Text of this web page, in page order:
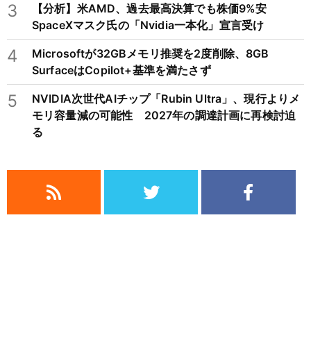
3
【分析】米AMD、過去最高決算でも株価9%安
SpaceXマスク氏の「Nvidia一本化」宣言受け
4
Microsoftが32GBメモリ推奨を2度削除、8GB
SurfaceはCopilot+基準を満たさず
5
NVIDIA次世代AIチップ「Rubin Ultra」、現行よりメ
モリ容量減の可能性 2027年の調達計画に再検討迫
る